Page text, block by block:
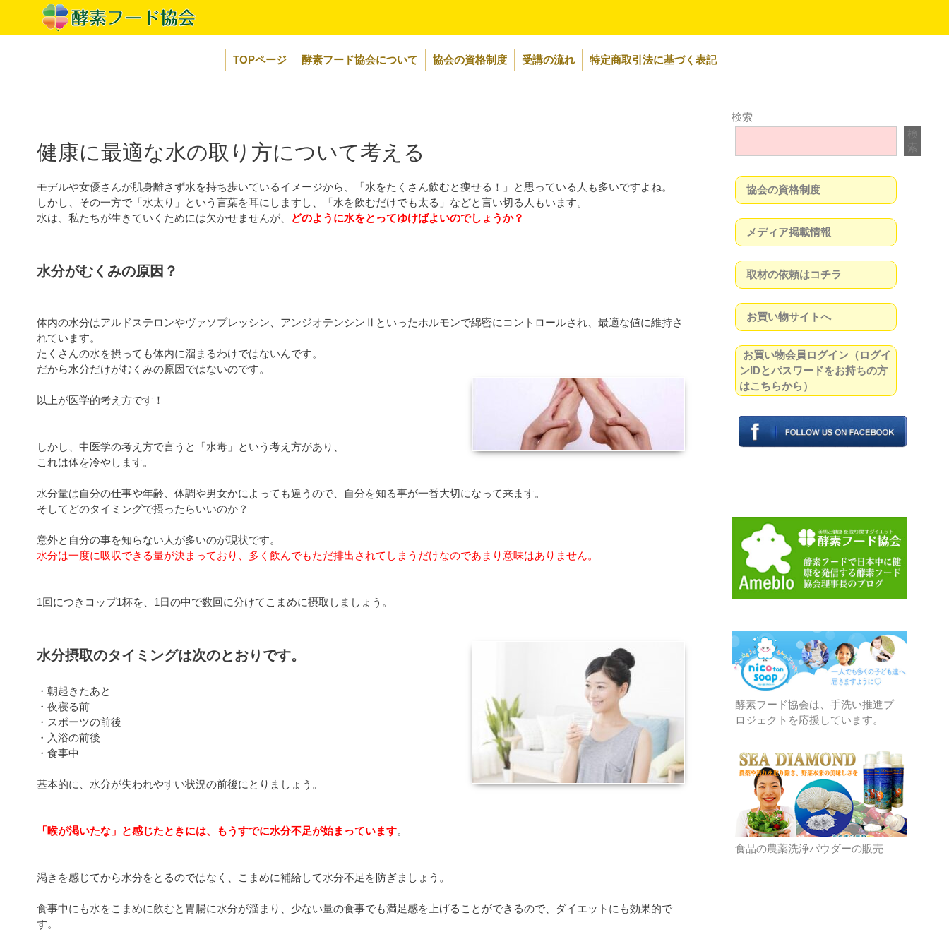
テ
TOPページ 酵素フード協会について 協会の資格制度 受講の流れ 特定商取引法に基づく表記
健康に最適な水の取り方について考える
モデルや女優さんが肌身離さず水を持ち歩いているイメージから、「水をたくさん飲むと痩せる！」と思っている人も多いですよね。
しかし、その一方で「水太り」という言葉を耳にしますし、「水を飲むだけでも太る」などと言い切る人もいます。
水は、私たちが生きていくためには欠かせませんが、
どのように水をとってゆけばよいのでしょうか？
水分がむくみの原因？
体内の水分はアルドステロンやヴァソプレッシン、アンジオテンシンⅡといったホルモンで綿密にコントロールされ、最適な値に維持さ
れています。
たくさんの水を摂っても体内に溜まるわけではないんです。
だから水分だけがむくみの原因ではないのです。
以上が医学的考え方です！
しかし、中医学の考え方で言うと「水毒」という考え方があり、
これは体を冷やします。
水分量は自分の仕事や年齢、体調や男女かによっても違うので、自分を知る事が一番大切になって来ます。
そしてどのタイミングで摂ったらいいのか？
意外と自分の事を知らない人が多いのが現状です。
水分は一度に吸収できる量が決まっており、多く飲んでもただ排出されてしまうだけなのであまり意味はありません。
1回につきコップ1杯を、1日の中で数回に分けてこまめに摂取しましょう。
水分摂取のタイミングは次のとおりです。
・朝起きたあと
・夜寝る前
・スポーツの前後
・入浴の前後
・食事中
基本的に、水分が失われやすい状況の前後にとりましょう。
「喉が渇いたな」と感じたときには、もうすでに水分不足が始まっています。
渇きを感じてから水分をとるのではなく、こまめに補給して水分不足を防ぎましょう。
食事中にも水をこまめに飲むと胃腸に水分が溜まり、少ない量の食事でも満足感を上げることができるので、ダイエットにも効果的で
す。
検索
検
索
協会の資格制度
メディア掲載情報
取材の依頼はコチラ
お買い物サイトへ
お買い物会員ログイン（ログイ
ンIDとパスワードをお持ちの方
はこちらから）
酵素フード協会は、手洗い推進プ
ロジェクトを応援しています。
食品の農薬洗浄パウダーの販売